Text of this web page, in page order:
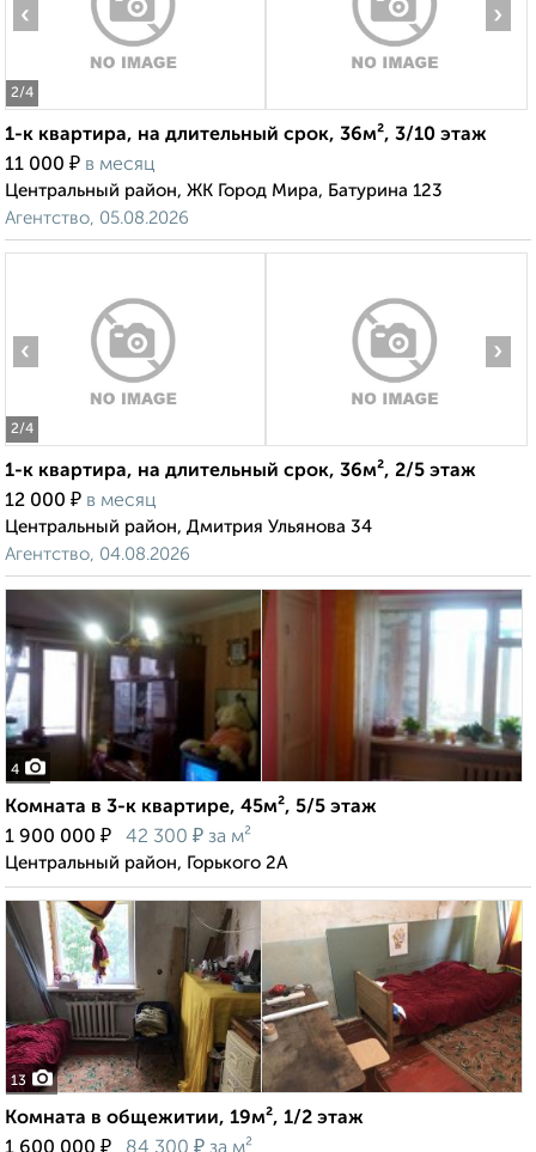
2/4
‹ ›
1-к квартира, на длительный срок, 36м², 3/10 этаж
11 000 ₽ в месяц
Центральный район, ЖК Город Мира, Батурина 123
Агентство, 05.08.2026
2/4
‹ ›
1-к квартира, на длительный срок, 36м², 2/5 этаж
12 000 ₽ в месяц
Центральный район, Дмитрия Ульянова 34
Агентство, 04.08.2026
4
Комната в 3-к квартире, 45м², 5/5 этаж
1 900 000 ₽ 42 300 ₽ за м²
Центральный район, Горького 2А
13
Комната в общежитии, 19м², 1/2 этаж
₽ ₽